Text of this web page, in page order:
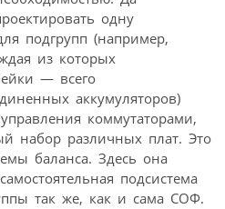
одну
подгрупп (например,
из которых
— всего
аккумуляторов)
коммутаторами,
набор различных плат. Это
баланса. Здесь она
подсистема
так же, как и сама СОФ.